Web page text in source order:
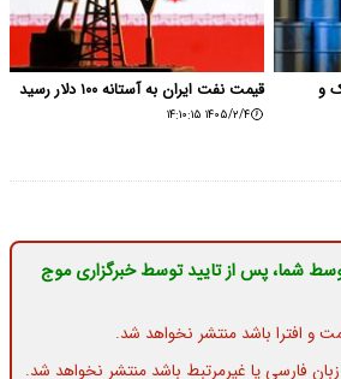
و
قیمت نفت ایران به آستانه ۱۰۰ دلار رسید
۱۴۰۵/۲/۴ ۱۴:۱۰:۱۵
شما، پس از تایید توسط خبرگزاری موج
و افترا باشد منتشر نخواهد شد.
زبان فارسی یا غیرمرتبط باشد منتشر نخواهد شد.